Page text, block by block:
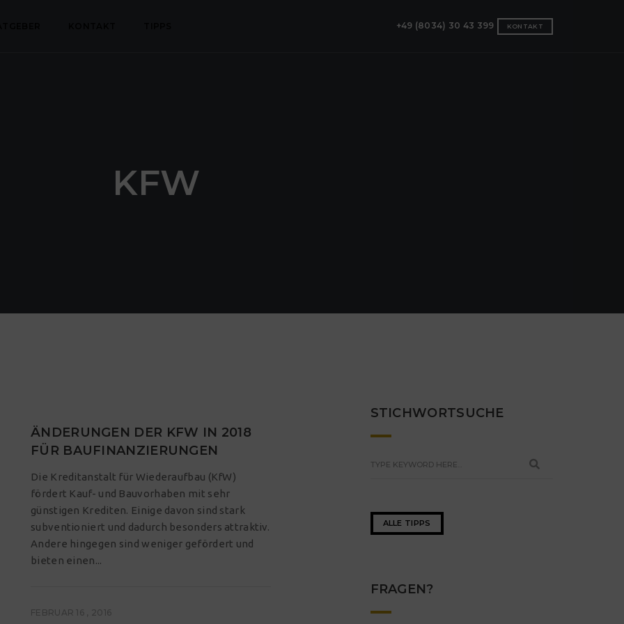
+49 (8034) 30 43 399 KONTAKT
KFW
ÄNDERUNGEN DER KFW IN 2018
FÜR BAUFINANZIERUNGEN
Die Kreditanstalt für Wiederaufbau (KfW)
fördert Kauf- und Bauvorhaben mit sehr
günstigen Krediten. Einige davon sind stark
subventioniert und dadurch besonders attraktiv.
Andere hingegen sind weniger gefördert und
bieten einen...
FEBRUAR 16 , 2016
STICHWORTSUCHE
ALLE TIPPS
FRAGEN?